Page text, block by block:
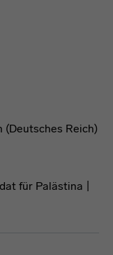
(Deutsches Reich)
für Palästina |